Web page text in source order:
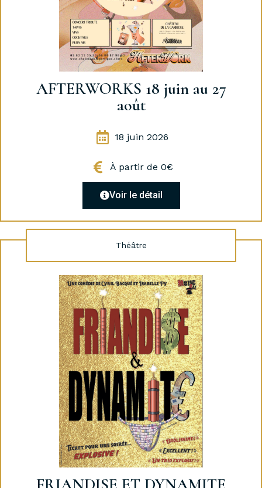
AFTERWORKS 18 juin au 27
août
18 juin 2026
À partir de 0€
Voir le détail
Théâtre